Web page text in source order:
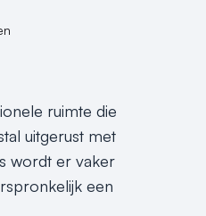
ruimte die
uitgerust met
wordt er vaker
een